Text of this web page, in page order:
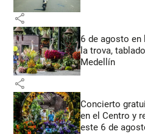
share
6 de agosto en
la trova,
Medellín
share
Concierto
en el Centro y
este 6 de